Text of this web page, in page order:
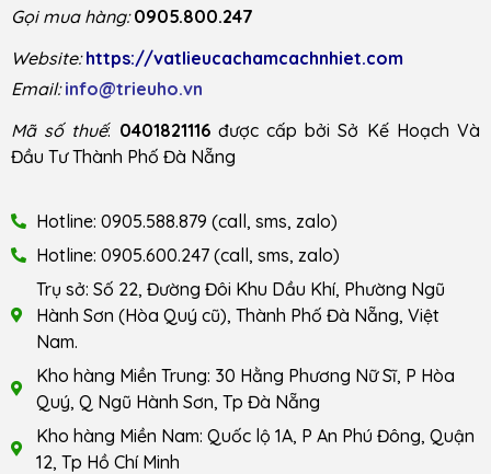
Gọi mua hàng: 0905.800.247
Website: https://vatlieucachamcachnhiet.com
Email: info@trieuho.vn
Mã số thuế: 0401821116được cấp bởi Sở Kế Hoạch Và
Đầu Tư Thành Phố Đà Nẵng
Hotline: 0905.588.879 (call, sms, zalo)
Hotline: 0905.600.247 (call, sms, zalo)
Trụ sở: Số 22, Đường Đôi Khu Dầu Khí, Phường Ngũ
Hành Sơn (Hòa Quý cũ), Thành Phố Đà Nẵng, Việt
Nam.
Kho hàng Miền Trung: 30 Hằng Phương Nữ Sĩ, P Hòa
Quý, Q Ngũ Hành Sơn, Tp Đà Nẵng
Kho hàng Miền Nam: Quốc lộ 1A, P An Phú Đông, Quận
12, Tp Hồ Chí Minh